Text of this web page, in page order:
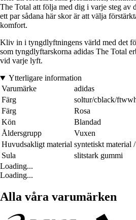
The Total att följa med dig i varje steg av
ett par sådana här skor är att välja
komfort.
Kliv in i tyngdlyftningens värld med det
som tyngdlyftarskorna adidas The Total
vid varje lyft.
Ytterligare information
Varumärke
adidas
Färg
soltur/cblack/
Färg
Rosa
Kön
Blandad
Åldersgrupp
Vuxen
Huvudsakligt material syntetiskt material
Sula
slitstark gummi
Loading...
Loading...
Alla våra varumärken